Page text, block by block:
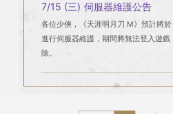
7/15 (三) 伺服器維護公告
各位少俠，《天涯明月刀 M》預計將
進行伺服器維護，期間將無法登入遊
除。